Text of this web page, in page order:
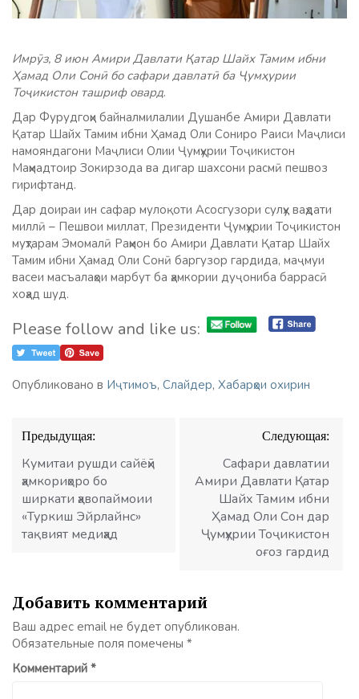
Имрӯз, 8 июн Амири Давлати Қатар Шайх Тамим ибни
Ҳамад Оли Сонӣ бо сафари давлатӣ ба Ҷумҳурии
Тоҷикистон ташриф овард.
Дар Фурудгоҳи байналмилалии Душанбе Амири Давлати
Қатар Шайх Тамим ибни Ҳамад Оли Сониро Раиси Маҷлиси
намояндагони Маҷлиси Олии Ҷумҳурии Тоҷикистон
Маҳмадтоир Зокирзода ва дигар шахсони расмӣ пешвоз
гирифтанд.
Дар доираи ин сафар мулоқоти Асосгузори сулҳу ваҳдати
миллӣ – Пешвои миллат, Президенти Ҷумҳурии Тоҷикистон
муҳтарам Эмомалӣ Раҳмон бо Амири Давлати Қатар Шайх
Тамим ибни Ҳамад Оли Сонӣ баргузор гардида, маҷмуи
васеи масъалаҳои марбут ба ҳамкории дуҷониба баррасӣ
хоҳад шуд.
Please follow and like us:
Опубликовано в Иҷтимоъ, Слайдер, Хабарҳои охирин
Навигация
по
записям
Предыдущая:
Кумитаи рушди сайёҳӣ
ҳамкориҳоро бо
ширкати ҳавопаймоии
«Туркиш Эйрлайнс»
тақвият медиҳад
Следующая:
Сафари давлатии
Амири Давлати Қатар
Шайх Тамим ибни
Ҳамад Оли Сон дар
Ҷумҳурии Тоҷикистон
оғоз гардид
Добавить комментарий
Ваш адрес email не будет опубликован.
Обязательные поля помечены *
Комментарий *